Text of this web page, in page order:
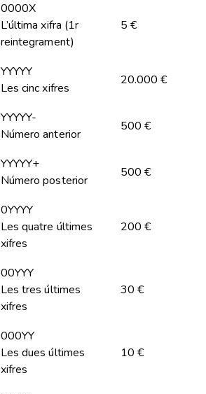
0000X
L’última xifra (1r
reintegrament)
5 €
YYYYY
Les cinc xifres
20.000 €
YYYYY-
Número anterior
500 €
YYYYY+
Número posterior
500 €
0YYYY
Les quatre últimes
xifres
200 €
00YYY
Les tres últimes
xifres
30 €
000YY
Les dues últimes
xifres
10 €